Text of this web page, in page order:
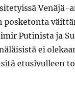
Venäjä-
posketonta
Putinista ja
ei
etusivulleen